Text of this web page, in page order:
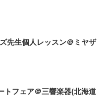
先生個人レッスン＠ミヤザ
フェア＠三響楽器(北海道